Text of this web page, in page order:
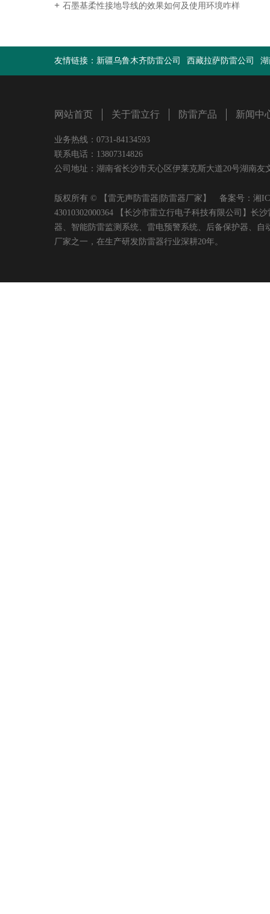
石墨基柔性接地导线的效果如何及使用环境咋样
友情链接： 新疆乌鲁木齐防雷公司 西藏拉萨防雷公司
网站首页 关于雷立行 防雷产品 新闻中
业务热线：0731-84134593
联系电话：13807314826
公司地址：湖南省长沙市天心区伊莱克斯大道20号湖南
版权所有 © 【雷无声防雷器|防雷器厂家】 备案号： 湘
43010302000364 【长沙市雷立行电子科技有限公司】长
器、智能防雷监测系统、雷电预警系统、后备保护器、
厂家之一，在生产研发防雷器行业深耕20年。